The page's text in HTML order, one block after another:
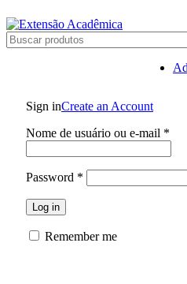
Sign inCreate an Account
Nome de usuário ou e-mail *
Password *
Log in
Remember me